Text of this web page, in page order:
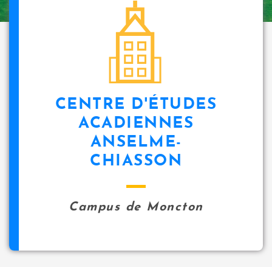
CENTRE D'ÉTUDES
ACADIENNES
ANSELME-
CHIASSON
Campus de Moncton